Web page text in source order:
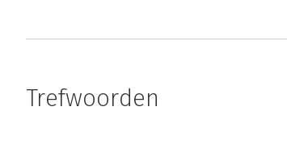
Trefwoorden